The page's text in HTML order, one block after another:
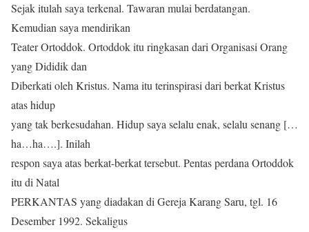
Sejak itulah saya terkenal. Tawaran mulai berdatangan.
Kemudian saya mendirikan
Teater Ortoddok. Ortoddok itu ringkasan dari Organisasi Orang
yang Dididik dan
Diberkati oleh Kristus. Nama itu terinspirasi dari berkat Kristus
atas hidup
yang tak berkesudahan. Hidup saya selalu enak, selalu senang […
ha…ha….]. Inilah
respon saya atas berkat-berkat tersebut. Pentas perdana Ortoddok
itu di Natal
PERKANTAS yang diadakan di Gereja Karang Saru, tgl. 16
Desember 1992. Sekaligus